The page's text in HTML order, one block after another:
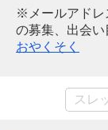
※メールアドレ
の募集、出会
おやくそく